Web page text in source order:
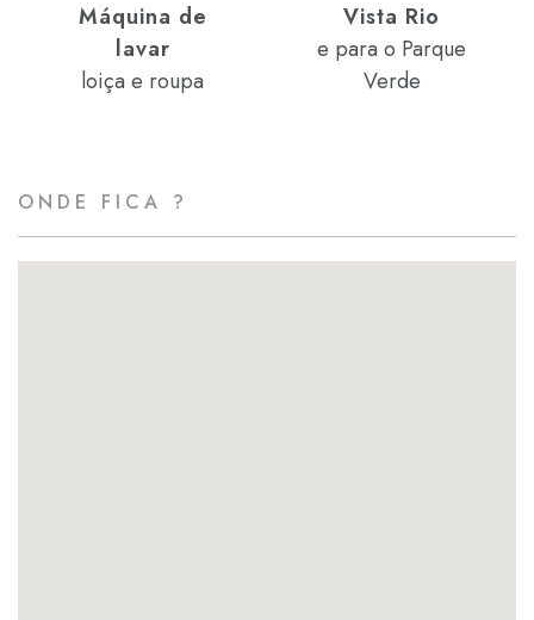
Máquina de
lavar
loiça e roupa
Vista Rio
e para o Parque
Verde
ONDE FICA ?